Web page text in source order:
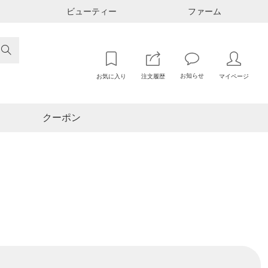
ビューティー ファーム

お気に入り 注文履歴 お知らせ マイページ
クーポン